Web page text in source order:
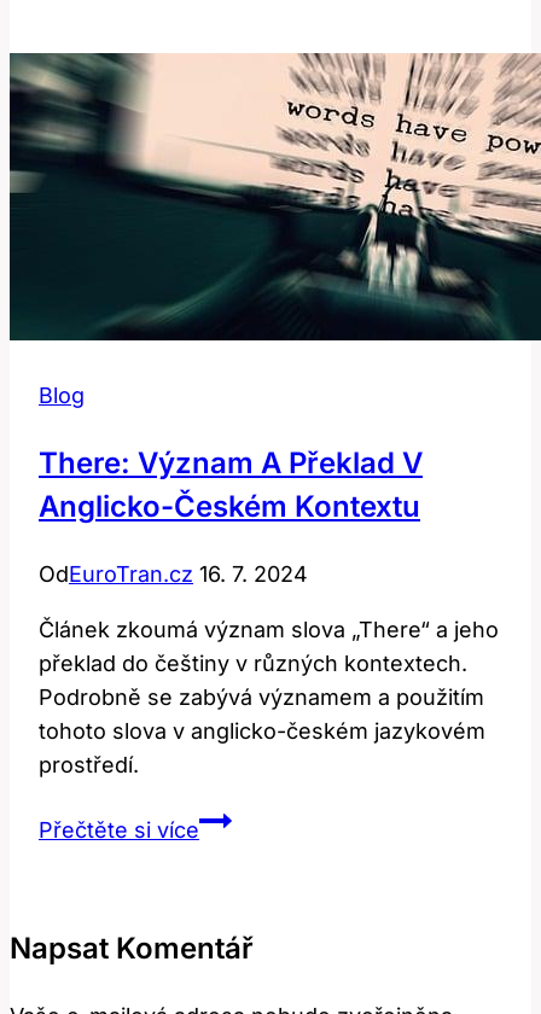
znamená?
a
význam!
Blog
There: Význam A Překlad V
Anglicko-Českém Kontextu
OdEuroTran.cz 16. 7. 2024
Článek zkoumá význam slova „There“ a jeho
překlad do češtiny v různých kontextech.
Podrobně se zabývá významem a použitím
tohoto slova v anglicko-českém jazykovém
prostředí.
Přečtěte si víceThere:
v
Napsat Komentář